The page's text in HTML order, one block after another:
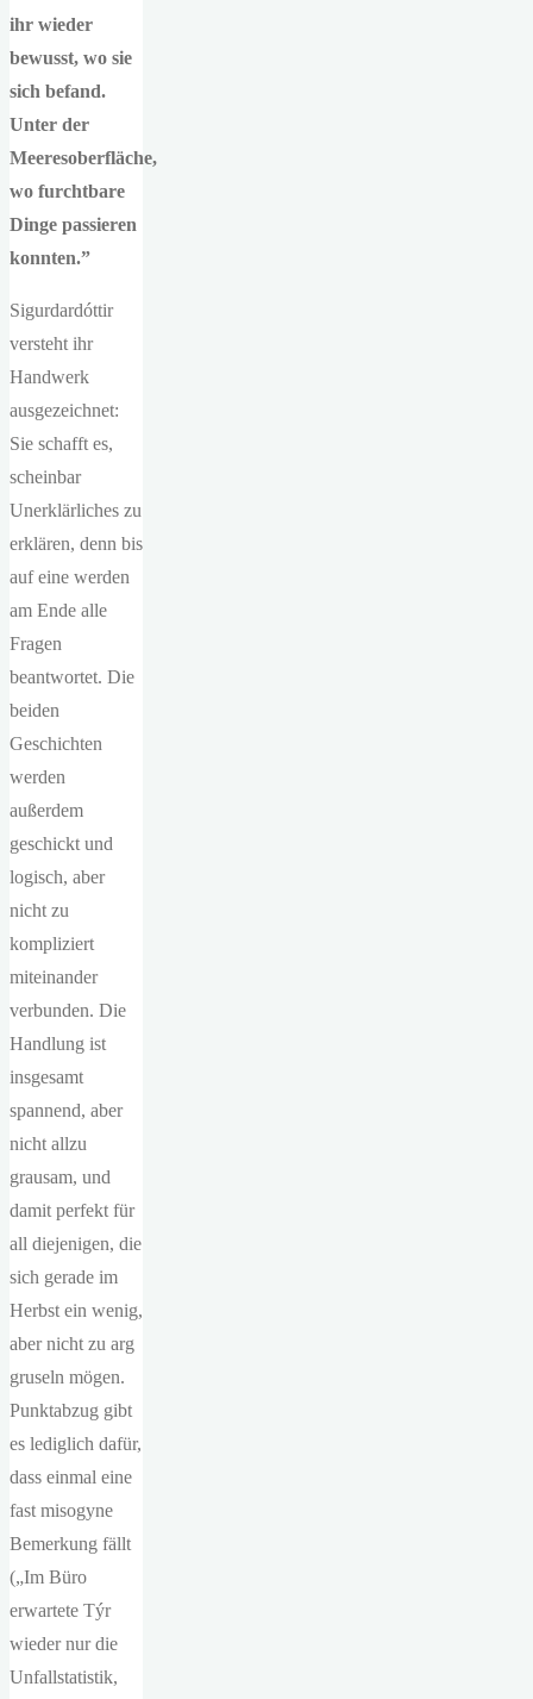
ihr wieder
bewusst, wo sie
sich befand.
Unter der
Meeresoberfläche,
wo furchtbare
Dinge passieren
konnten.”
Sigurdardóttir
versteht ihr
Handwerk
ausgezeichnet:
Sie schafft es,
scheinbar
Unerklärliches zu
erklären, denn bis
auf eine werden
am Ende alle
Fragen
beantwortet. Die
beiden
Geschichten
werden
außerdem
geschickt und
logisch, aber
nicht zu
kompliziert
miteinander
verbunden. Die
Handlung ist
insgesamt
spannend, aber
nicht allzu
grausam, und
damit perfekt für
all diejenigen, die
sich gerade im
Herbst ein wenig,
aber nicht zu arg
gruseln mögen.
Punktabzug gibt
es lediglich dafür,
dass einmal eine
fast misogyne
Bemerkung fällt
(„Im Büro
erwartete Týr
wieder nur die
Unfallstatistik,